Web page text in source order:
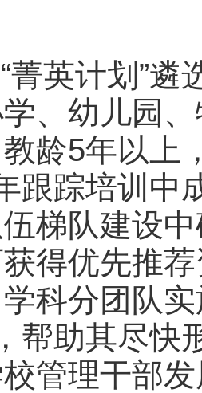
菁英计划”
、幼儿园
龄5年以上
跟踪培训 中
梯队建设
得优先推
科分团队
帮助其尽快
管理干部